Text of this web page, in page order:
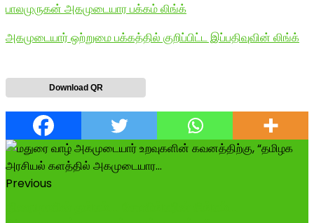
பாலமுருகன் அகமுடையார பக்கம் லிங்க்
அகமுடையார் ஒற்றுமை பக்கத்தில் குறிப்பிட்ட இப்பதிவுவின் லிங்க்
Download QR
Previous